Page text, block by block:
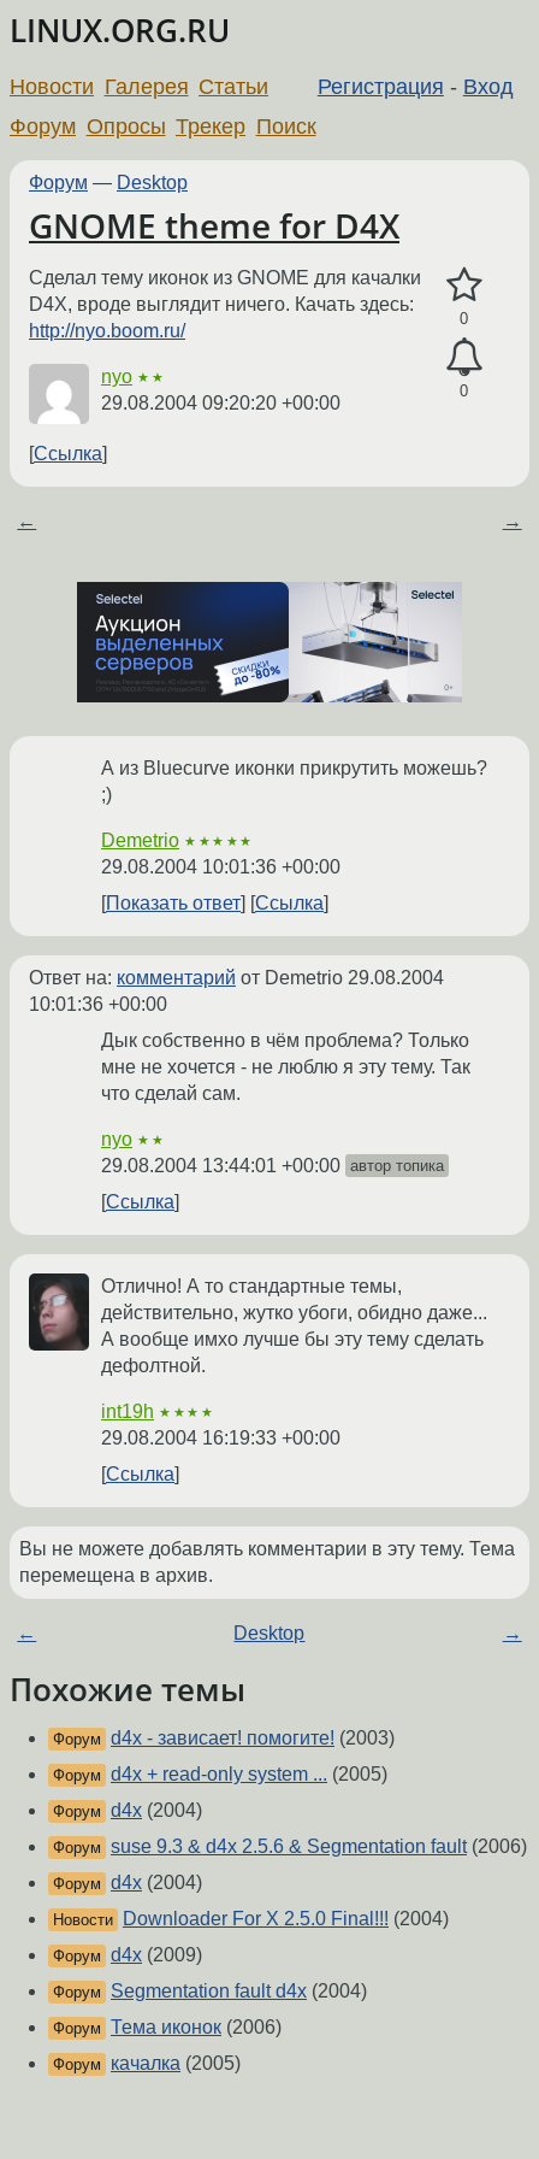
LINUX.ORG.RU
Регистрация - Вход
Новости Галерея Статьи
Форум Опросы Трекер Поиск
Форум — Desktop
GNOME theme for D4X
0
0
Сделал тему иконок из GNOME для качалки
D4X, вроде выглядит ничего. Качать здесь:
http://nyo.boom.ru/
nyo ★★
29.08.2004 09:20:20 +00:00
Ссылка
← →
А из Bluecurve иконки прикрутить можешь?
;)
Demetrio ★★★★★
29.08.2004 10:01:36 +00:00
Показать ответ
Ссылка
Ответ на: комментарий от Demetrio 29.08.2004
10:01:36 +00:00
Дык собственно в чём проблема? Только
мне не хочется - не люблю я эту тему. Так
что сделай сам.
nyo ★★
29.08.2004 13:44:01 +00:00 автор топика
Ссылка
Отлично! А то стандартные темы,
действительно, жутко убоги, обидно даже...
А вообще имхо лучше бы эту тему сделать
дефолтной.
int19h ★★★★
29.08.2004 16:19:33 +00:00
Ссылка
Вы не можете добавлять комментарии в эту тему. Тема
перемещена в архив.
← Desktop →
Похожие темы
Форум d4x - зависает! помогите! (2003)
Форум d4x + read-only system ... (2005)
Форум d4x (2004)
Форум suse 9.3 & d4x 2.5.6 & Segmentation fault(2006)
Форум d4x (2004)
Новости Downloader For X 2.5.0 Final!!! (2004)
Форум d4x (2009)
Форум Segmentation fault d4x (2004)
Форум Тема иконок (2006)
Форум качалка (2005)